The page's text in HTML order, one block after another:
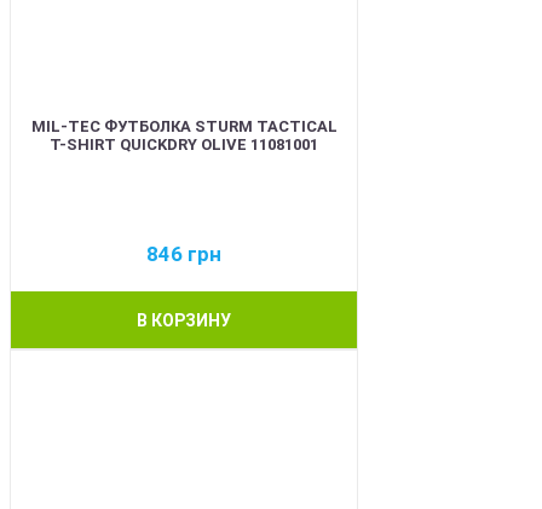
MIL-TEC ФУТБОЛКА STURM TACTICAL
T-SHIRT QUICKDRY OLIVE 11081001
846 грн
В КОРЗИНУ